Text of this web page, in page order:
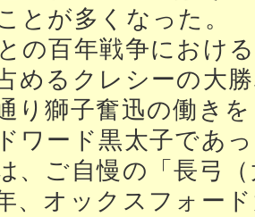
とが多くなった。
の百年戦争におけ
めるクレシーの大
り獅子奮迅の働き
ワード黒太子であ
、ご自慢の「長弓
、オックスフォー